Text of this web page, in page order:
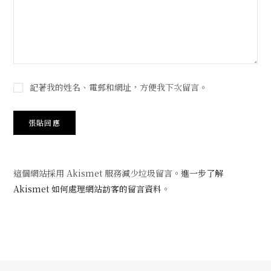
記著我的姓名、電郵和網址，方便我下次留言。
這個網站採用 Akismet 服務減少垃圾留言。 進一步了解
Akismet 如何處理網站訪客的留言資料 。